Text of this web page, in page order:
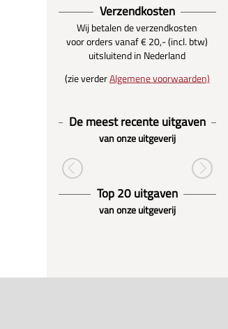
Verzendkosten
Wij betalen de verzendkosten
voor orders vanaf € 20,- (incl. btw)
uitsluitend in Nederland
(zie verderAlgemene voorwaarden)
De meest recente uitgaven
van onze uitgeverij
Top 20 uitgaven
van onze uitgeverij